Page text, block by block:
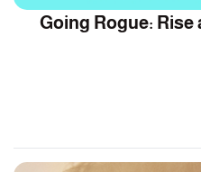
Going Rogue: